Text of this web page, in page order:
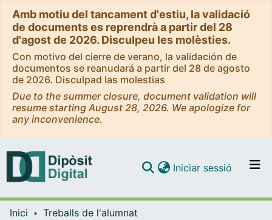
Amb motiu del tancament d'estiu, la validació
de documents es reprendrà a partir del 28
d'agost de 2026. Disculpeu les molèsties.
Con motivo del cierre de verano, la validación de
documentos se reanudará a partir del 28 de agosto
de 2026. Disculpad las molestias
Due to the summer closure, document validation will
resume starting August 28, 2026. We apologize for
any inconvenience.
Navega per tot el DD
Iniciar sessió (current)
Inici
Treballs de l'alumnat